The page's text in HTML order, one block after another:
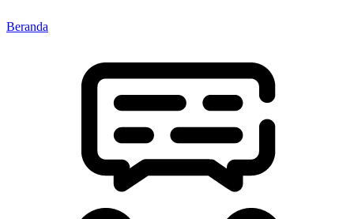
Beranda